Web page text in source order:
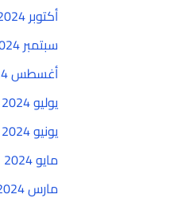
أكتوبر 2024
سبتمبر 2024
أغسطس 2024
يوليو 2024
يونيو 2024
مايو 2024
مارس 2024